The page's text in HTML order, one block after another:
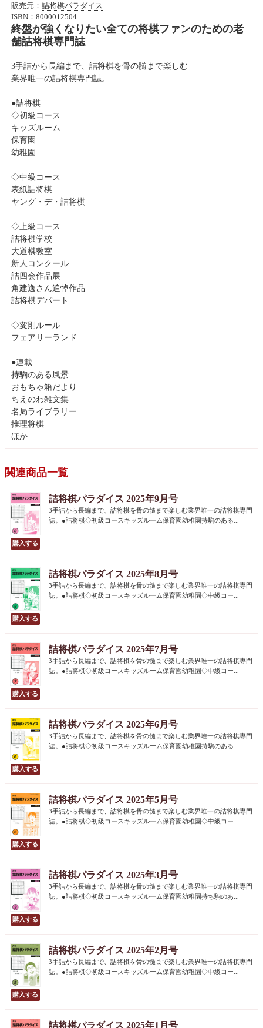
販売元： 詰将棋パラダイス
ISBN：8000012504
終盤が強くなりたい全ての将棋ファンのための老
舗詰将棋専門誌
3手詰から長編まで、詰将棋を骨の髄まで楽しむ
業界唯一の詰将棋専門誌。
●詰将棋
◇初級コース
キッズルーム
保育園
幼稚園
◇中級コース
表紙詰将棋
ヤング・デ・詰将棋
◇上級コース
詰将棋学校
大道棋教室
新人コンクール
詰四会作品展
角建逸さん追悼作品
詰将棋デパート
◇変則ルール
フェアリーランド
●連載
持駒のある風景
おもちゃ箱だより
ちえのわ雑文集
名局ライブラリー
推理将棋
ほか
関連商品一覧
詰将棋パラダイス 2025年9月号
3手詰から長編まで、詰将棋を骨の髄まで楽しむ業界唯一の詰将棋専門
誌。●詰将棋◇初級コースキッズルーム保育園幼稚園持駒のある...
詰将棋パラダイス 2025年8月号
3手詰から長編まで、詰将棋を骨の髄まで楽しむ業界唯一の詰将棋専門
誌。●詰将棋◇初級コースキッズルーム保育園幼稚園◇中級コー...
詰将棋パラダイス 2025年7月号
3手詰から長編まで、詰将棋を骨の髄まで楽しむ業界唯一の詰将棋専門
誌。●詰将棋◇初級コースキッズルーム保育園幼稚園◇中級コー...
詰将棋パラダイス 2025年6月号
3手詰から長編まで、詰将棋を骨の髄まで楽しむ業界唯一の詰将棋専門
誌。●詰将棋◇初級コースキッズルーム保育園幼稚園持駒のある...
詰将棋パラダイス 2025年5月号
3手詰から長編まで、詰将棋を骨の髄まで楽しむ業界唯一の詰将棋専門
誌。●詰将棋◇初級コースキッズルーム保育園幼稚園◇中級コー...
詰将棋パラダイス 2025年3月号
3手詰から長編まで、詰将棋を骨の髄まで楽しむ業界唯一の詰将棋専門
誌。●詰将棋◇初級コースキッズルーム保育園幼稚園持ち駒のあ...
詰将棋パラダイス 2025年2月号
3手詰から長編まで、詰将棋を骨の髄まで楽しむ業界唯一の詰将棋専門
誌。●詰将棋◇初級コースキッズルーム保育園幼稚園◇中級コー...
詰将棋パラダイス 2025年1月号